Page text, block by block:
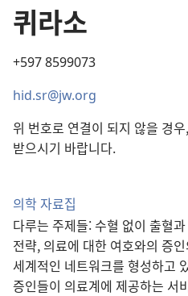
퀴라소
+597 8599073
hid.sr@jw.org
위 번호로 연결이 되지 않을 경우,
받으시기 바랍니다.
의학 자료집
다루는 주제들: 수혈 없이 출혈
전략, 의료에 대한 여호와의 증
세계적인 네트워크를 형성하고
증인들이 의료계에 제공하는 서